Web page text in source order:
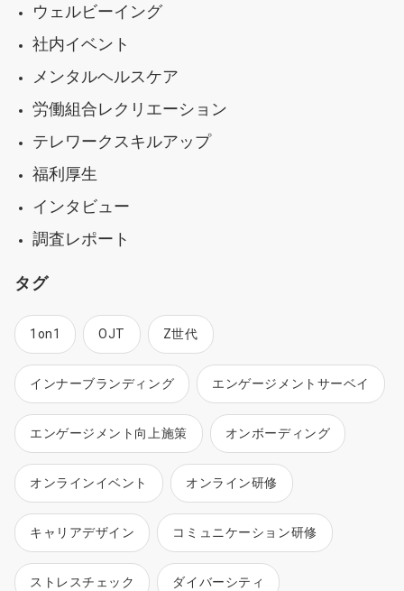
ウェルビーイング
社内イベント
メンタルヘルスケア
労働組合レクリエーション
テレワークスキルアップ
福利厚生
インタビュー
調査レポート
タグ
1on1 OJT Z世代
インナーブランディング エンゲージメントサーベイ
エンゲージメント向上施策 オンボーディング
オンラインイベント オンライン研修
キャリアデザイン コミュニケーション研修
ストレスチェック ダイバーシティ